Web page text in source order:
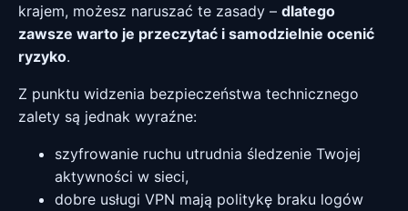
krajem, możesz naruszać te zasady – dlatego
zawsze warto je przeczytać i samodzielnie ocenić
ryzyko.
Z punktu widzenia bezpieczeństwa technicznego
zalety są jednak wyraźne:
szyfrowanie ruchu utrudnia śledzenie Twojej
aktywności w sieci,
dobre usługi VPN mają politykę braku logów